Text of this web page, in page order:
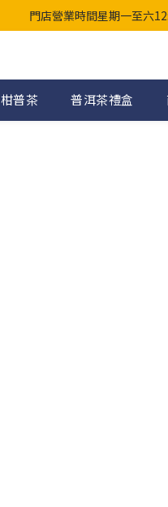
門店營業時間星期一至六
普茶 普洱茶禮盒